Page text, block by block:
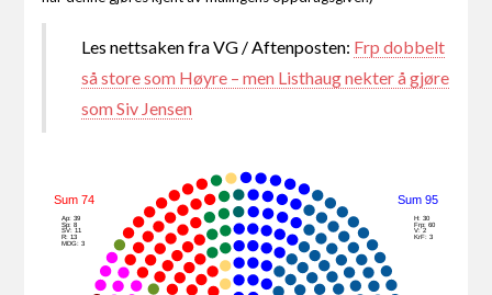
Les nettsaken fra VG / Aftenposten: Frp dobbelt
så store som Høyre – men Listhaug nekter å gjøre
som Siv Jensen
Sum 74
Ap: 39
Sp: 8
SV: 11
R: 13
MDG: 3
Sum 95
H: 30
Frp: 60
V: 2
KrF: 3